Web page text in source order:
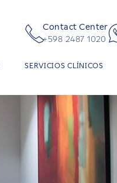
Contact Center
+598 2487 1020
SERVICIOS CLÍNICOS